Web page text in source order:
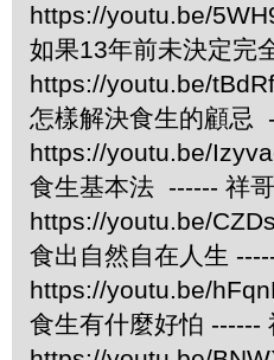
https://youtu.be/
如果13年前未決定完
https://youtu.be/
怎樣解決食生的顧忌
https://youtu.be/
食生基本法 ------ 祥
https://youtu.be/
食出自然自在人生
https://youtu.be/
食生有什麼好怕 ------